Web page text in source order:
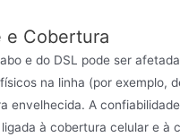
e Cobertura
e do DSL pode ser
na linha (por exemplo,
envelhecida. A
à cobertura celular e à